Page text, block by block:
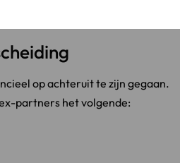
op achteruit te zijn gegaan.
partners het volgende: